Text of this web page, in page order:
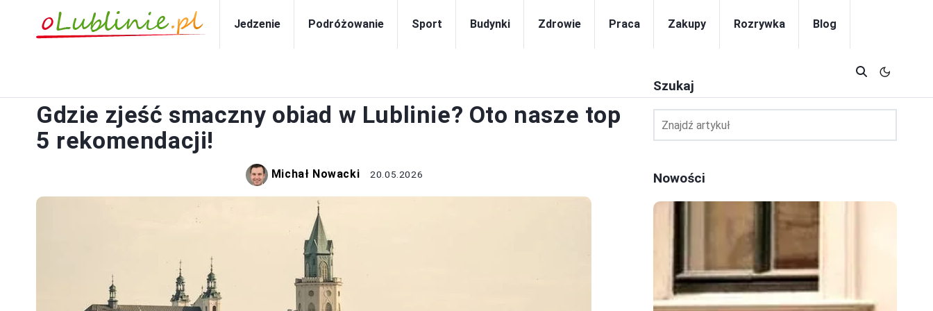
Jedzenie Podróżowanie Sport Budynki Zdrowie Praca Zakupy Rozrywka Blog
Gdzie zjeść smaczny obiad w Lublinie? Oto nasze top
5 rekomendacji!
Michał Nowacki 20.05.2026
Szukaj
Nowości